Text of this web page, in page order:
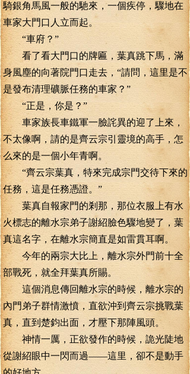
騎銀角馬風一般的馳來，一個疾停，驟地在
車家大門口人立而起。
“車府？”
看了看大門口的牌匾，葉真跳下馬，滿
身風塵的向著院門口走去，“請問，這里是不
是發布清理礦脈任務的車家？”
“正是，你是？”
車家族長車鐵軍一臉詫異的迎了上來，
不太像啊，請的是齊云宗引靈境的高手，怎
么來的是一個小年青啊。
“齊云宗葉真，特來完成宗門交待下來的
任務，這是任務憑證。”
葉真自報家門的剎那，那位衣服上有水
火標志的離水宗弟子謝紹臉色驟地變了，葉
真這名字，在離水宗簡直是如雷貫耳啊。
今年的兩宗大比上，離水宗外門前十全
部戰死，就全拜葉真所賜。
這個消息傳回離水宗的時候，離水宗的
內門弟子群情激憤，直欲沖到齊云宗挑戰葉
真，直到楚鈞出面，才壓下那陣風頭。
神情一厲，正欲發作的時候，詭光陡地
從謝紹眼中一閃而過——這里，卻不是動手